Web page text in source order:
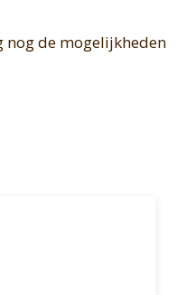
nog de mogelijkheden